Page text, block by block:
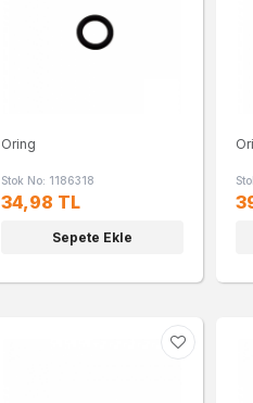
Oring
Stok No: 1186318
34,98 TL
Sepete Ekle